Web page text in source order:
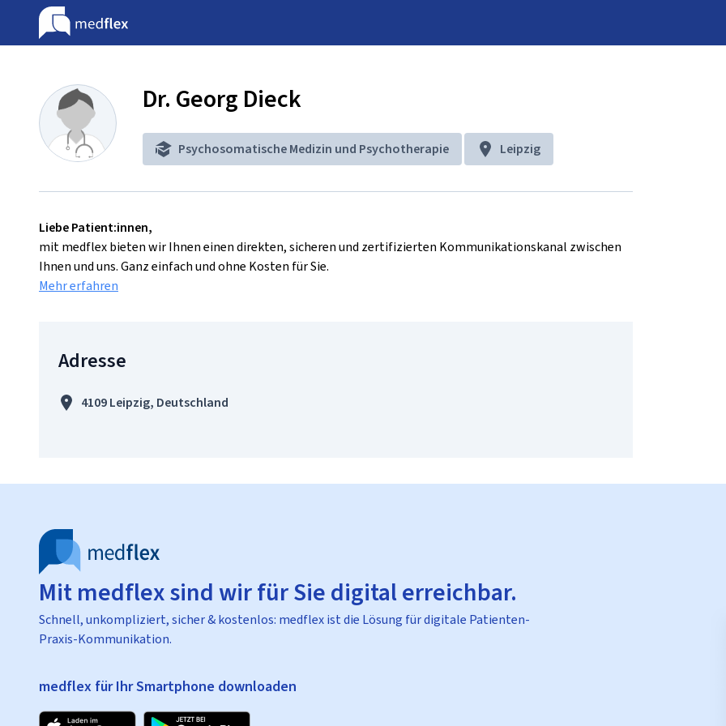
Dr. Georg Dieck
Psychosomatische Medizin und Psychotherapie Leipzig
Liebe Patient:innen,
mit medflex bieten wir Ihnen einen direkten, sicheren und zertifizierten Kommunikationskanal zwischen
Ihnen und uns. Ganz einfach und ohne Kosten für Sie.
Mehr erfahren
Adresse
4109 Leipzig, Deutschland
Mit medflex sind wir für Sie digital erreichbar.
Schnell, unkompliziert, sicher & kostenlos: medflex ist die Lösung für digitale Patienten-
Praxis-Kommunikation.
medflex für Ihr Smartphone downloaden